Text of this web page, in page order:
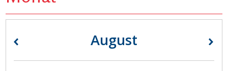
August
« »